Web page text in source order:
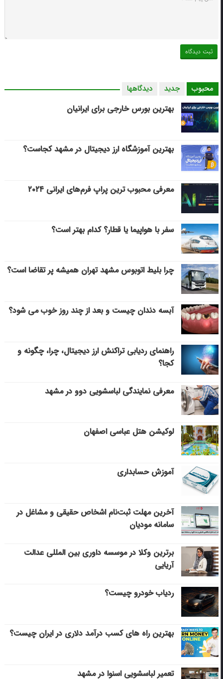
محبوب جدید دیدگاهها
بهترین بورس خارجی برای ایرانیان
بهترین آموزشگاه ارز دیجیتال در مشهد کجاست؟
معرفی محبوب ترین پراپ فرم‌های ایرانی ۲۰۲۴
سفر با هواپیما یا قطار؟ کدام بهتر است؟
چرا بلیط اتوبوس مشهد تهران همیشه پر تقاضا است؟
آبسه دندان چیست و بعد از چند روز خوب می‌ شود؟
راهنمای ردیابی تراکنش ارز دیجیتال، چرا، چگونه و
کجا؟
معرفی نمایندگی لباسشویی دوو در مشهد
لوکیشن هتل عباسی اصفهان
آموزش حسابداری
آخرین مهلت ثبت‌نام اشخاص حقیقی و مشاغل در
سامانه مودیان
برترین وکلا در موسسه داوری بین المللی عدالت
آریایی
ردیاب خودرو چیست؟
بهترین راه های کسب درآمد دلاری در ایران چیست؟
تعمیر لباسشویی اسنوا در مشهد